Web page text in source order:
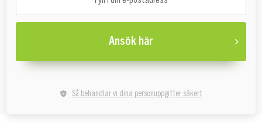
Ansök här
Så behandlar vi dina personuppgifter säkert